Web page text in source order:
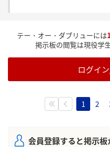
テー・オー・ダブリューには
掲示板の閲覧は現役学
ログイ
1 2
会員登録すると掲示板